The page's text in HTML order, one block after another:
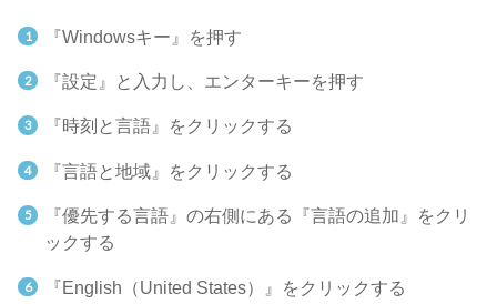
『Windowsキー』を押す
『設定』と入力し、エンターキーを押す
『時刻と言語』をクリックする
『言語と地域』をクリックする
『優先する言語』の右側にある『言語の追加』をクリ
ックする
『English（United States）』をクリックする